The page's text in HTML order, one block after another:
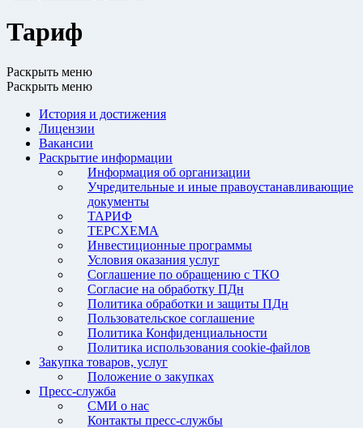
Тариф
Раскрыть меню
Раскрыть меню
История и достижения
Лицензии
Вакансии
Раскрытие информации
Информация об организации
Учредительные и иные правоустанавливающие
документы
ТАРИФ
ТЕРСХЕМА
Инвестиционные программы
Условия оказания услуг
Соглашение по обращению с ТКО
Согласие на обработку ПДн
Политика обработки и защиты ПДн
Пользовательское соглашение
Политика Конфиденциальности
Политика использования cookie-файлов
Закупка товаров, услуг
Положение о закупках
Пресс-служба
СМИ о нас
Контакты пресс-службы